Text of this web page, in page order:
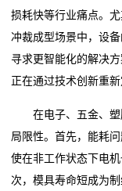
损耗快等行业痛点。
冲裁成型场景中，设
寻求更智能化的解决
正在通过技术创新重新
在电子、五金、塑
局限性。首先，能耗
使在非工作状态下电
次，模具寿命短成为